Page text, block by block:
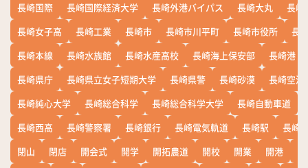
長崎国際
長崎国際経済大学 長崎外港バイパス 長崎大丸
長崎
長崎女子高
長崎工業 長崎市 長崎市川平町 長崎市役所
長
長崎本線
長崎水族館 長崎水産高校 長崎海上保安部
長崎港
長崎県庁
長崎県立女子短期大学 長崎県警 長崎砂漠
長崎空港
長崎純心大学
長崎総合科学 長崎総合科学大学 長崎自動車道
長崎西高
長崎警察署 長崎銀行 長崎電気軌道 長崎駅
長崎
閉山
閉店 開会式 開学 開拓農道 開校 開業 開港